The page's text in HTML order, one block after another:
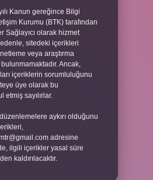
Kanun gereğince Bilgi
Kurumu (BTK) tarafından
Sağlayıcı olarak hizmet
sitedeki içerikleri
veya araştırma
Ancak,
içeriklerin sorumluluğunu
üye olarak bu
etmiş sayılırlar.
aykırı olduğunu
adresine
ilgili içerikler yasal süre
kaldırılacaktır.